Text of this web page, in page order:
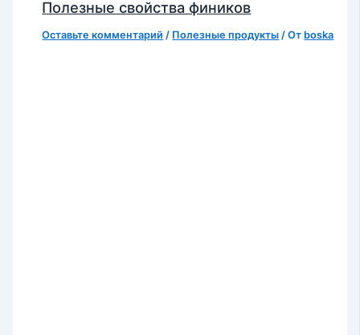
Полезные свойства фиников
Оставьте комментарий / Полезные продукты / От boska